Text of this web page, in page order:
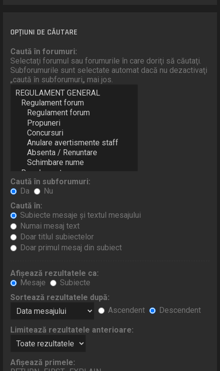
OPŢIUNI DE CĂUTARE
Caută în forumuri:
Selectaţi forumul sau forumurile în care doriţi să căutaţi.
Subforumurile sunt selectate automat dacă nu dezactivaţi
„caută în subforumuri„ mai jos.
Caută în subforumuri:
Da
Nu
Caută în:
Subiecte mesaje şi textul mesajului
Numai mesaj text
Doar titlul subiectelor
Doar primul mesaj din subiect
Afişează rezultatele ca:
Mesaje
Subiecte
Sortează rezultatele după:
Ascendent
Descendent
Limitează rezultatele anterioare:
Afişează primele: